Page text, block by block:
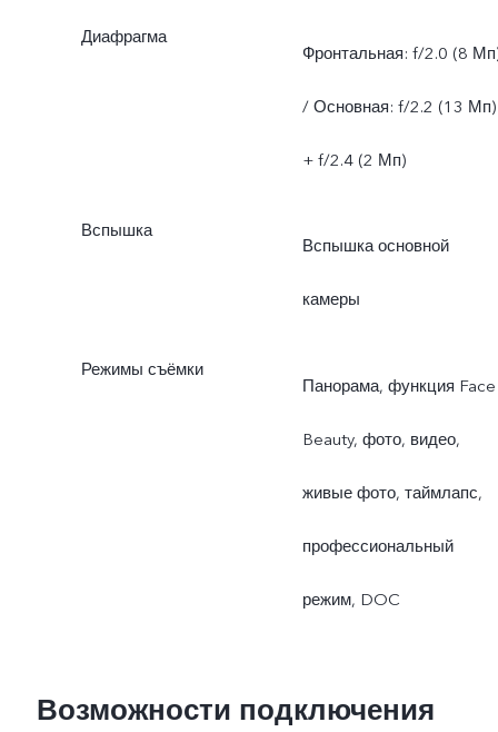
Диафрагма
Фронтальная: f/2.0 (8
/ Основная: f/2.2 (13 Мп)
+ f/2.4 (2 Мп)
Вспышка
Вспышка основной
камеры
Режимы съёмки
Панорама, функция Face
Beauty, фото, видео,
живые фото, таймлапс,
профессиональный
режим, DOC
Возможности подключения